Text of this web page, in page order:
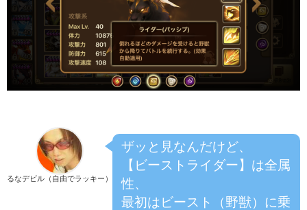
るなデビル（自由でラッキー）
ザッと見なんだけど、
【ビーストライダー】は全属
性、
最初はビースト（野獣）に乗